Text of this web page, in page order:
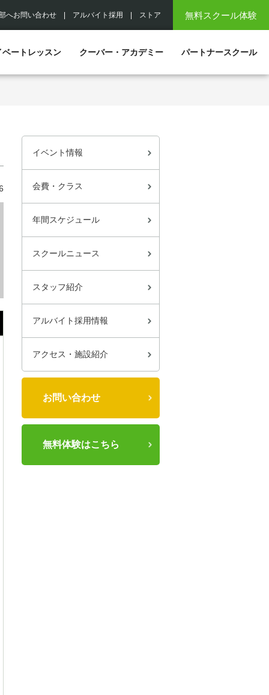
無料スクール体験
へお問い合わせ アルバイト採用 ストア
ベートレッスン クーバー・アカデミー パートナースクール
イベント情報
会費・クラス
年間スケジュール
スクールニュース
スタッフ紹介
アルバイト採用情報
アクセス・施設紹介
お問い合わせ
無料体験はこちら